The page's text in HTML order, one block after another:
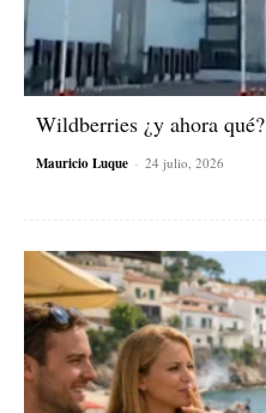
Wildberries ¿y ahora qué?
Mauricio Luque - 24 julio, 2026